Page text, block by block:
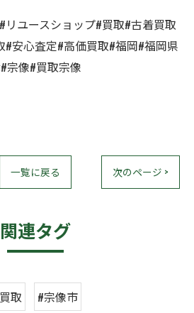
リユースショップ#買取#古着買取
#安心査定#高価買取#福岡#福岡県
宗像#買取宗像
一覧に戻る 次のページ >
関連タグ
取 #宗像市